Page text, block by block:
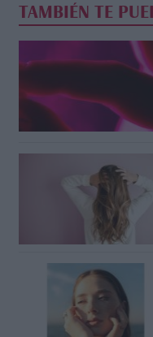
TAMBIÉN TE